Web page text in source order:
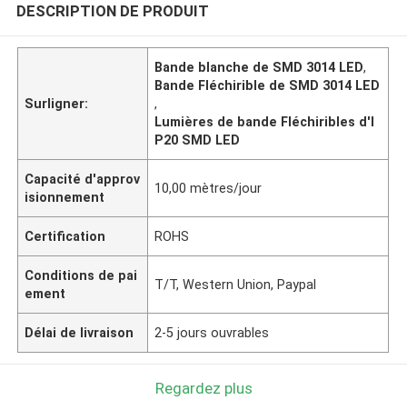
DESCRIPTION DE PRODUIT
Surligner:
Bande blanche de SMD 3014 LED,
Bande Fléchirible de SMD 3014 LED
,
Lumières de bande Fléchiribles d'I
P20 SMD LED
Capacité d'approv
isionnement
10,00 mètres/jour
Certification ROHS
Conditions de pai
ement
T/T, Western Union, Paypal
Délai de livraison 2-5 jours ouvrables
Regardez plus